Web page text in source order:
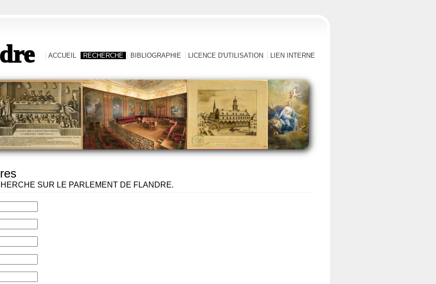
ACCUEIL RECHERCHE BIBLIOGRAPHIE LICENCE D'UTILISATION LIEN INTERNE
SUR LE PARLEMENT DE FLANDRE.